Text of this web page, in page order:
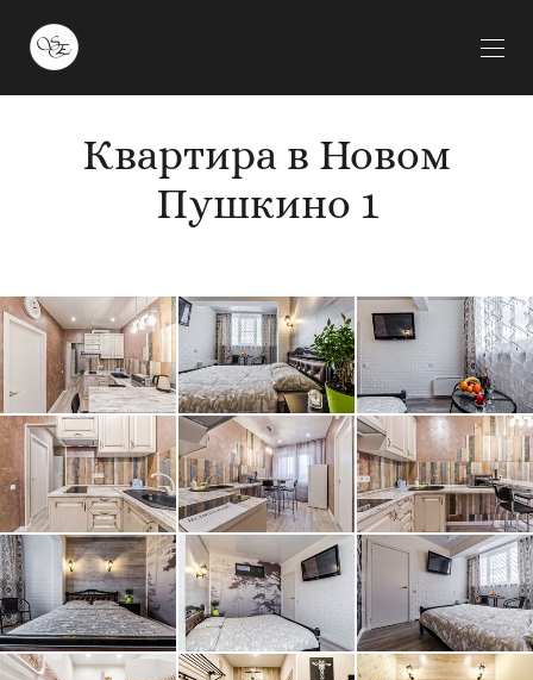
Квартира в Новом
Пушкино 1